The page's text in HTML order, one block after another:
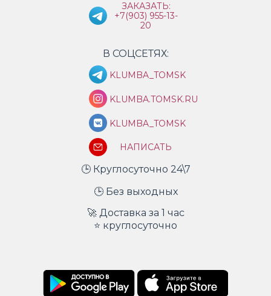
ЗАКАЗАТЬ:
+7(903) 955-13-
20
В СОЦСЕТЯХ:
KLUMBA_TOMSK
KLUMBA.TOMSK.RU
KLUMBA_TOMSK
НАПИСАТЬ
🕒 Круглосуточно 24\7
🕒 Без выходных
🚀 Доставка за 1 час
⭐ круглосуточно